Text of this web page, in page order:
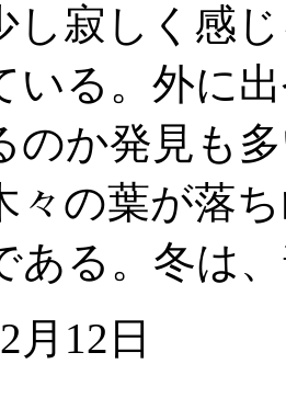
し寂しく感
いる。外に
のか発見も
々の葉が落
ある。冬は
月12日